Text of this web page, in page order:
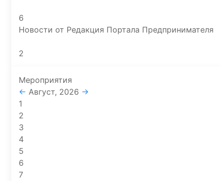
6
Новости от Редакция Портала Предпринимателя
2
Мероприятия
← Август, 2026 →
1
2
3
4
5
6
7